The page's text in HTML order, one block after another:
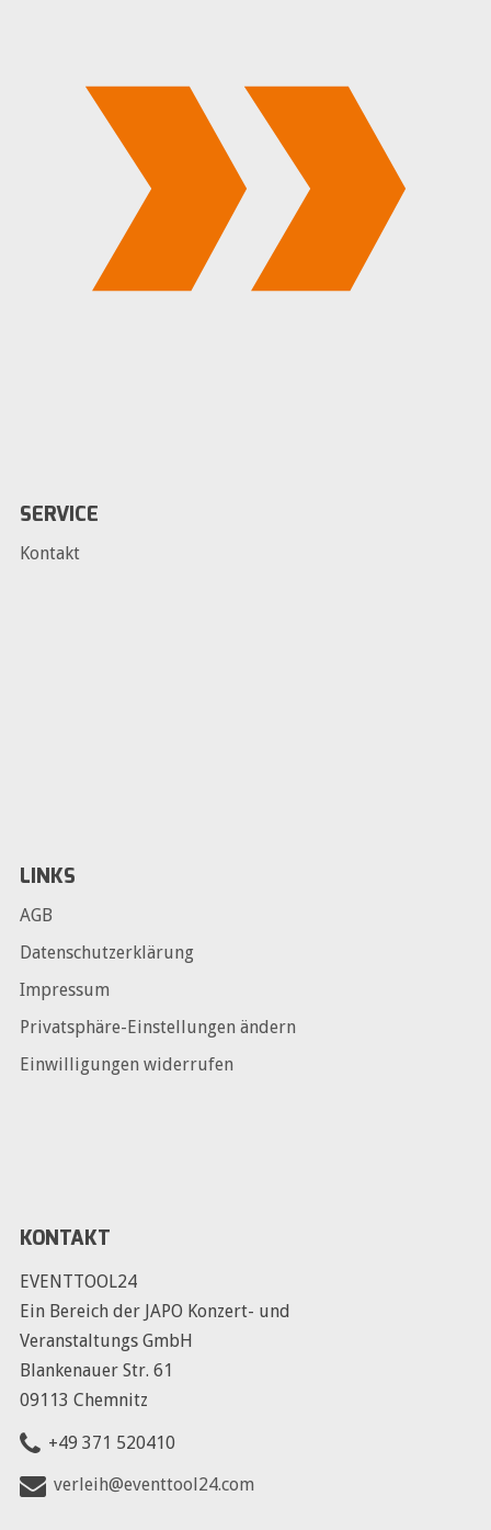
SERVICE
Kontakt
LINKS
AGB
Datenschutzerklärung
Impressum
Privatsphäre-Einstellungen ändern
Einwilligungen widerrufen
KONTAKT
EVENTTOOL24
Ein Bereich der JAPO Konzert- und
Veranstaltungs GmbH
Blankenauer Str. 61
09113 Chemnitz
+49 371 520410
verleih@eventtool24.com